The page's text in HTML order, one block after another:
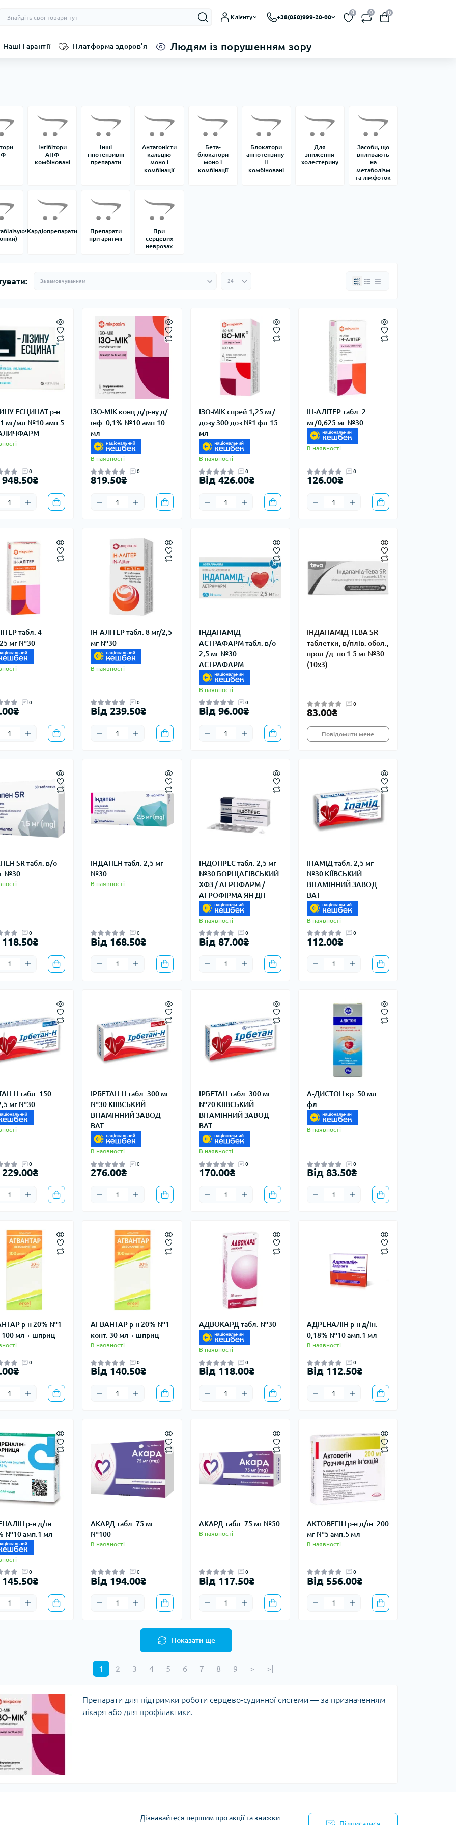
Клієнту +38(050)999-20-00
0 0 0
Наші Гарантії Платформа здоров'я Людям із порушенням зору
Інгібітори
АПФ
комбіновані
Інші
гіпотензивні
препарати
Антагоністи
кальцію
моно і
комбінації
Бета-
блокатори
моно і
комбінації
Блокатори
ангіотензину-
ІІ
комбіновані
Для
зниження
холестерину
Засоби, що
впливають
на
метаболізм
та лімфоток
Кардіопрепарати
Препарати
при аритмії
При
серцевих
неврозах
ЕСЦИНАТ р-н
1 мг/мл №10 амп.5
0
948.50₴
ІЗО-МІК конц.д/р-ну д/
інф. 0,1% №10 амп.10
мл
В наявності
0
819.50₴
ІЗО-МІК спрей 1,25 мг/
дозу 300 доз №1 фл.15
мл
В наявності
0
Від 426.00₴
ІН-АЛІТЕР табл. 2
мг/0,625 мг №30
В наявності
0
126.00₴
табл. 4
мг №30
0
ІН-АЛІТЕР табл. 8 мг/2,5
мг №30
В наявності
0
Від 239.50₴
ІНДАПАМІД-
АСТРАФАРМ табл. в/о
2,5 мг №30
АСТРАФАРМ
В наявності
0
Від 96.00₴
ІНДАПАМІД-ТЕВА SR
таблетки, в/плів. обол.,
прол./д. по 1.5 мг №30
(10х3)
0
83.00₴
Повідомити мене
SR табл. в/о
№30
0
118.50₴
ІНДАПЕН табл. 2,5 мг
№30
В наявності
0
Від 168.50₴
ІНДОПРЕС табл. 2,5 мг
№30 БОРЩАГІВСЬКИЙ
ХФЗ / АГРОФАРМ /
АГРОФІРМА ЯН ДП
В наявності
0
Від 87.00₴
ІПАМІД табл. 2,5 мг
№30 КІЇВСЬКИЙ
ВІТАМІННИЙ ЗАВОД
ВАТ
В наявності
0
112.00₴
Н табл. 150
мг №30
0
229.00₴
ІРБЕТАН Н табл. 300 мг
№30 КІЇВСЬКИЙ
ВІТАМІННИЙ ЗАВОД
ВАТ
В наявності
0
276.00₴
ІРБЕТАН табл. 300 мг
№20 КІЇВСЬКИЙ
ВІТАМІННИЙ ЗАВОД
ВАТ
В наявності
0
170.00₴
А-ДИСТОН кр. 50 мл
фл.
В наявності
0
Від 83.50₴
р-н 20% №1
100 мл + шприц
0
АГВАНТАР р-н 20% №1
конт. 30 мл + шприц
В наявності
0
Від 140.50₴
АДВОКАРД табл. №30
В наявності
0
Від 118.00₴
АДРЕНАЛІН р-н д/ін.
0,18% №10 амп.1 мл
В наявності
0
Від 112.50₴
р-н д/ін.
№10 амп.1 мл
0
145.50₴
АКАРД табл. 75 мг
№100
В наявності
0
Від 194.00₴
АКАРД табл. 75 мг №50
В наявності
0
Від 117.50₴
АКТОВЕГІН р-н д/ін. 200
мг №5 амп.5 мл
В наявності
0
Від 556.00₴
Показати ще
1 2 3 4 5 6 7 8 9 > >|
Препарати для підтримки роботи серцево-судинної системи — за призначенням
лікаря або для профілактики.
Дізнавайтеся першим про акції та знижки